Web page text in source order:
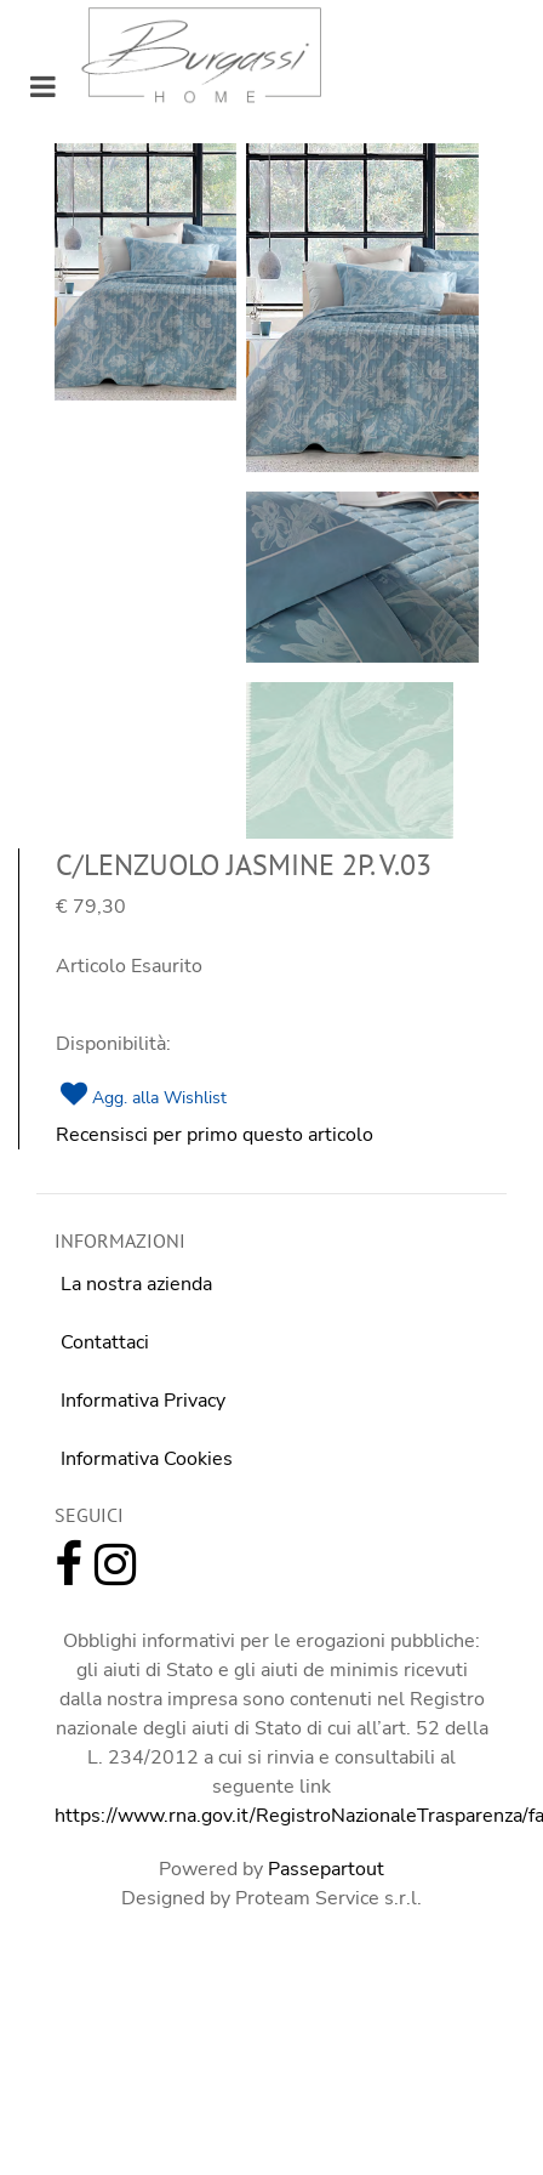
Open menu
C/LENZUOLO JASMINE 2P. V.03
€ 79,30
Articolo Esaurito
Disponibilità:
Agg. alla Wishlist
Recensisci per primo questo articolo
INFORMAZIONI
La nostra azienda
Contattaci
Informativa Privacy
Informativa Cookies
SEGUICI
Obblighi informativi per le erogazioni pubbliche:
gli aiuti di Stato e gli aiuti de minimis ricevuti
dalla nostra impresa sono contenuti nel Registro
nazionale degli aiuti di Stato di cui all’art. 52 della
L. 234/2012 a cui si rinvia e consultabili al
seguente link
https://www.rna.gov.it/RegistroNazionaleTrasparenza/
Powered by Passepartout
Designed by Proteam Service s.r.l.